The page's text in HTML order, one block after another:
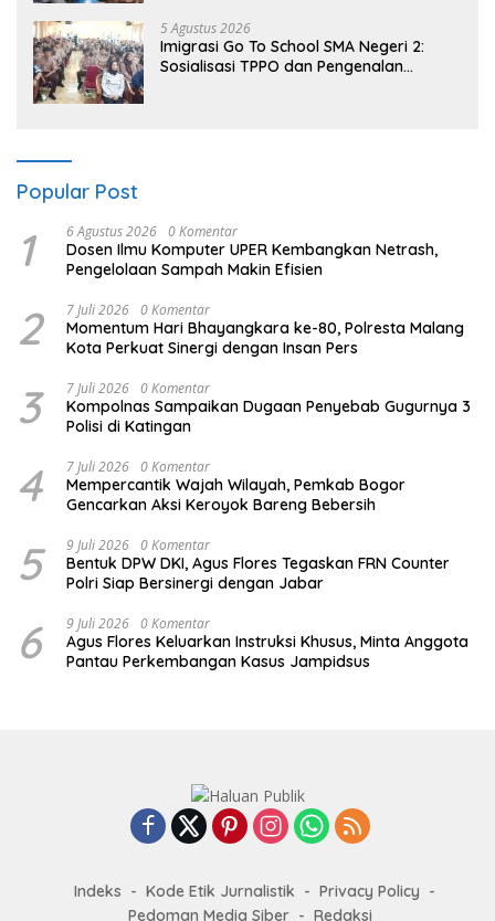
5 Agustus 2026
Imigrasi Go To School SMA Negeri 2:
Sosialisasi TPPO dan Pengenalan
Popular Post
1 6 Agustus 2026 0 Komentar
Dosen Ilmu Komputer UPER Kembangkan Netrash,
Pengelolaan Sampah Makin Efisien
2 7 Juli 2026 0 Komentar
Momentum Hari Bhayangkara ke-80, Polresta Malang
Kota Perkuat Sinergi dengan Insan Pers
3 7 Juli 2026 0 Komentar
Kompolnas Sampaikan Dugaan Penyebab Gugurnya 3
Polisi di Katingan
4 7 Juli 2026 0 Komentar
Mempercantik Wajah Wilayah, Pemkab Bogor
Gencarkan Aksi Keroyok Bareng Bebersih
5 9 Juli 2026 0 Komentar
Bentuk DPW DKI, Agus Flores Tegaskan FRN Counter
Polri Siap Bersinergi dengan Jabar
6 9 Juli 2026 0 Komentar
Agus Flores Keluarkan Instruksi Khusus, Minta Anggota
Pantau Perkembangan Kasus Jampidsus
Indeks Kode Etik Jurnalistik
Privacy Policy
Pedoman Media Siber
Redaksi